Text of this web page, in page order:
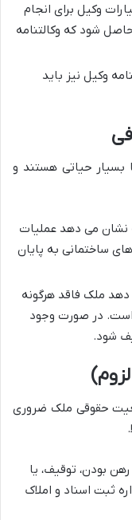
وکیل برای انجام
شود که وکالتنامه
وکیل نیز باید
بسیار حیاتی هستند و
نشان می دهد عملیات
ساختمانی به پایان
ملک فاقد هرگونه
است. در صورت وجود
شود.
حقوقی ملک ضروری
بودن، توقیف، یا
ثبت اسناد و املاک